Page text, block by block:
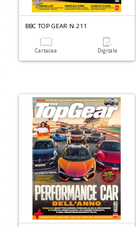
BBC TOP GEAR N.211
Cartacea Digitale